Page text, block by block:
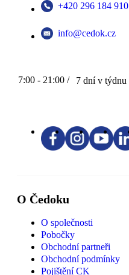
+420 296 184 910
info@cedok.cz
7:00 - 21:00 / 7 dní v týdnu
O Čedoku
O společnosti
Pobočky
Obchodní partneři
Obchodní podmínky
Pojištění CK